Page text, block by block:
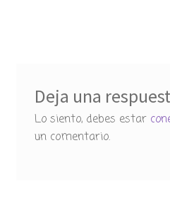
Deja una
Lo siento, debes estar
un comentario.